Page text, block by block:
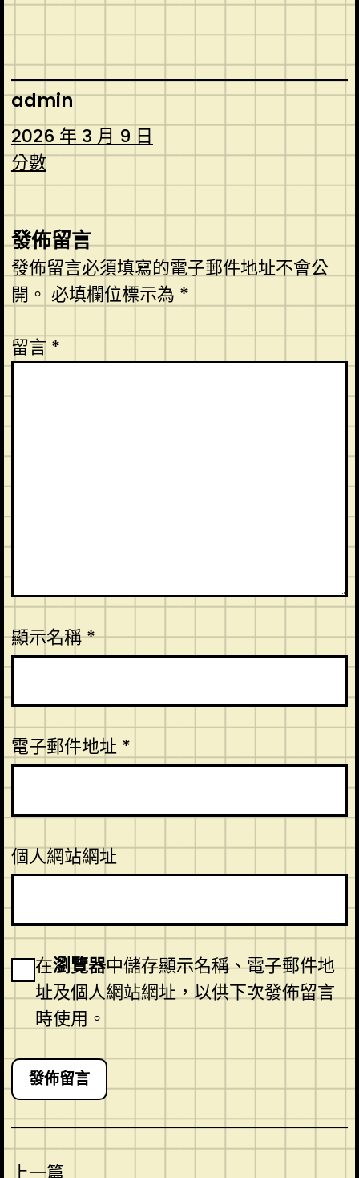
admin
2026 年 3 月 9 日
分數
發佈留言
發佈留言必須填寫的電子郵件地址不會公
開。 必填欄位標示為 *
留言 *
顯示名稱*
電子郵件地址 *
個人網站網址
在瀏覽器中儲存顯示名稱、電子郵件地
址及個人網站網址，以供下次發佈留言
時使用。
上一篇